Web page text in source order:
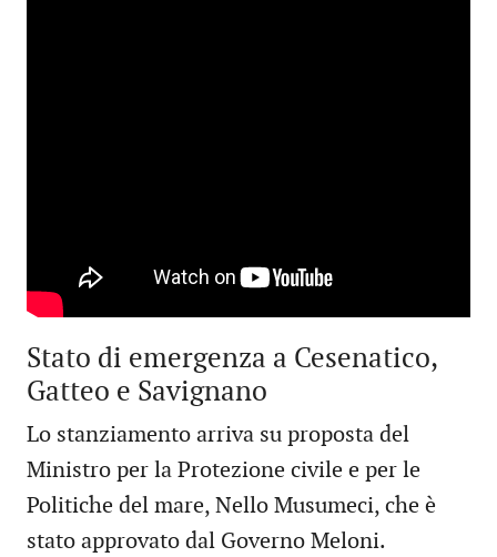
Stato di emergenza a Cesenatico,
Gatteo e Savignano
Lo stanziamento arriva su proposta del
Ministro per la Protezione civile e per le
Politiche del mare, Nello Musumeci, che è
stato approvato dal Governo Meloni.